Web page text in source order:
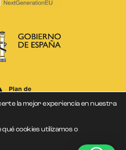
la mejor experiencia en nuestra
cookies utilizamos o